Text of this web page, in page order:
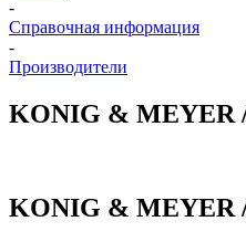
-
Справочная информация
-
Производители
KONIG & MEYER
KONIG & MEYER